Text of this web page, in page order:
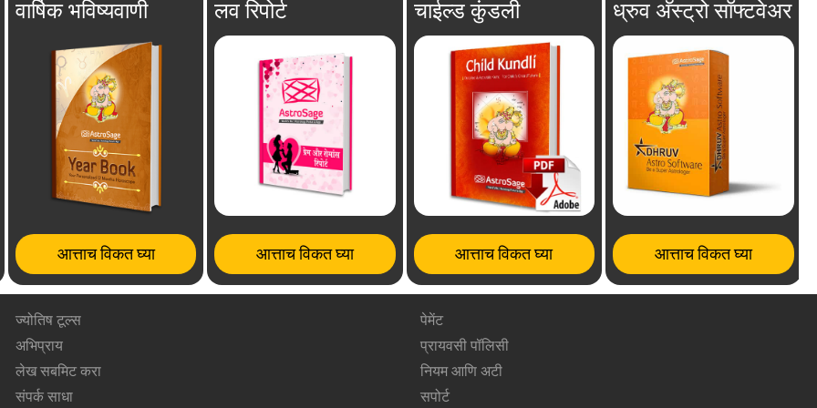
वार्षिक भविष्यवाणी
आत्ताच विकत घ्या
लव रिपोर्ट
आत्ताच विकत घ्या
चाईल्ड कुंडली
आत्ताच विकत घ्या
ध्रुव अ‍ॅस्ट्रो सॉफ्टवेअर
आत्ताच विकत घ्या
ज्योतिष टूल्स
अभिप्राय
लेख सबमिट करा
संपर्क साधा
पेमेंट
प्रायवसी पॉलिसी
नियम आणि अटी
सपोर्ट